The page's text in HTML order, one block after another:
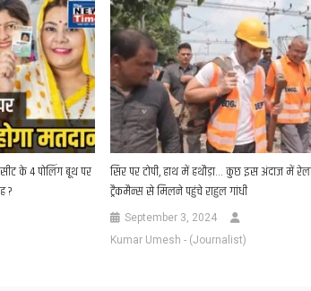
के 4 पोलिंग बूथ पर
?
सिर पर टोपी, हाथ में हथौड़ा… कुछ इस अंदाज में
ट्रैकमैन्स से मिलने पहुंचे राहुल गांधी
September 3, 2024
Kumar Umesh - (Journalist)